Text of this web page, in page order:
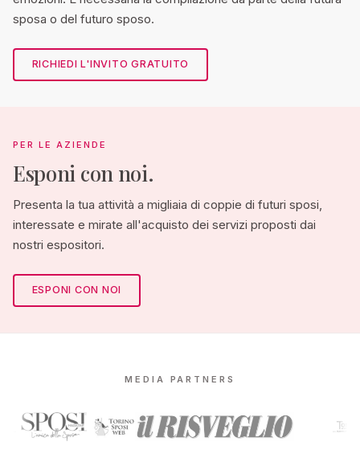
sposa o del futuro sposo.
RICHIEDI L'INVITO GRATUITO
PER LE AZIENDE
Esponi con noi.
Presenta la tua attività a migliaia di coppie di futuri sposi,
interessate e mirate all'acquisto dei servizi proposti dai
nostri espositori.
ESPONI CON NOI
MEDIA PARTNERS